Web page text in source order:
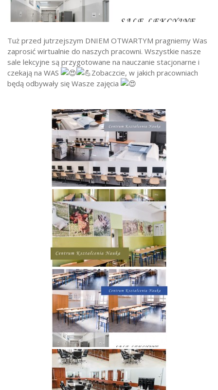
Strefa rodzica
Strefa ucznia
Bursa/Internat
Rekrutacja
Oferty pracy dla pracowników
Tuż przed jutrzejszym DNIEM OTWARTYM pragniemy Was
zaprosić wirtualnie do naszych pracowni. Wszystkie nasze
sale lekcyjne są przygotowane na nauczanie stacjonarne i
czekają na WAS
Zobaczcie, w jakich pracowniach
będą odbywały się Wasze zajęcia